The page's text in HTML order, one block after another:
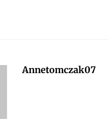
Annetomczak07